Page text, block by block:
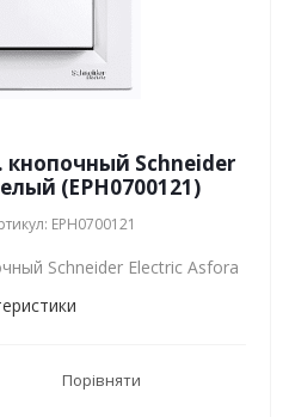
Schneider
(EPH0700121)
EPH0700121
Schneider Electric Asfora
Порівняти